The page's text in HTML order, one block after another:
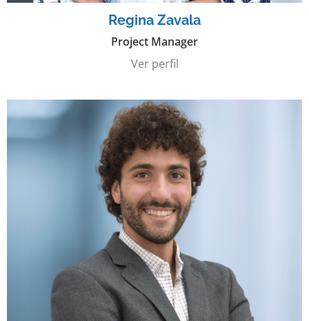
Regina Zavala
Project Manager
Ver perfil